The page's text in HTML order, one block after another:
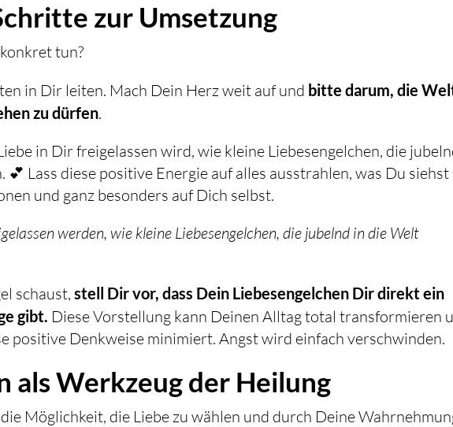
zur Umsetzung
tun?
in Dir leiten. Mach Dein Herz weit auf und bitte darum, die
zu dürfen.
in Dir freigelassen wird, wie kleine Liebesengelchen, die
Lass diese positive Energie auf alles ausstrahlen, was Du siehst
und ganz besonders auf Dich selbst.
werden, wie kleine Liebesengelchen, die jubelnd in die Welt
schaust,stell Dir vor, dass Dein Liebesengelchen Dir direkt ein
gibt. Diese Vorstellung kann Deinen Alltag total transformieren
positive Denkweise minimiert. Angst wird einfach verschwinden.
als Werkzeug der Heilung
Möglichkeit, die Liebe zu wählen und durch Deine